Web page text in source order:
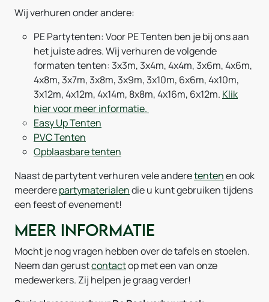
Wij verhuren onder andere:
PE Partytenten: Voor PE Tenten ben je bij ons aan
het juiste adres. Wij verhuren de volgende
formaten tenten: 3x3m, 3x4m, 4x4m, 3x6m, 4x6m,
4x8m, 3x7m, 3x8m, 3x9m, 3x10m, 6x6m, 4x10m,
3x12m, 4x12m, 4x14m, 8x8m, 4x16m, 6x12m. Klik
hier voor meer informatie.
Easy Up Tenten
PVC Tenten
Opblaasbare tenten
Naast de partytent verhuren vele anderetentenen ook
meerderepartymaterialendie u kunt gebruiken tijdens
een feest of evenement!
Meer informatie
Mocht je nog vragen hebben over de tafels en stoelen.
Neem dan gerustcontactop met een van onze
medewerkers. Zij helpen je graag verder!